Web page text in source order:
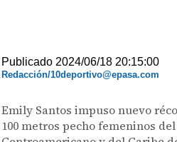
Publicado 2024/06/18 20:15:00
Redacción/10deportivo@epasa.com
Emily Santos impuso nuevo
100 metros pecho femeninos